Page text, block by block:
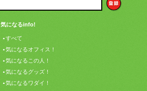
気になるinfo!
すべて
気になるオフィス！
気になるこの人！
気になるグッズ！
気になるワダイ！